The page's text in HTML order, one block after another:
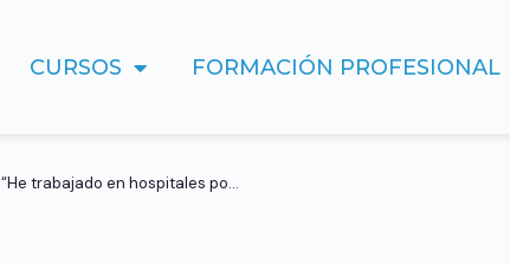
CURSOS FORMACIÓN PROFESIONAL
“He trabajado en hospitales po…